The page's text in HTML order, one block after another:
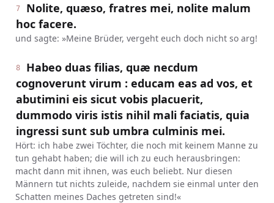
7
Nolite, quæso, fratres mei, nolite malum
hoc facere.
und sagte: »Meine Brüder, vergeht euch doch nicht so arg!
8
Habeo duas filias, quæ necdum
cognoverunt virum : educam eas ad vos, et
abutimini eis sicut vobis placuerit,
dummodo viris istis nihil mali faciatis, quia
ingressi sunt sub umbra culminis mei.
Hört: ich habe zwei Töchter, die noch mit keinem Manne zu
tun gehabt haben; die will ich zu euch herausbringen:
macht dann mit ihnen, was euch beliebt. Nur diesen
Männern tut nichts zuleide, nachdem sie einmal unter den
Schatten meines Daches getreten sind!«